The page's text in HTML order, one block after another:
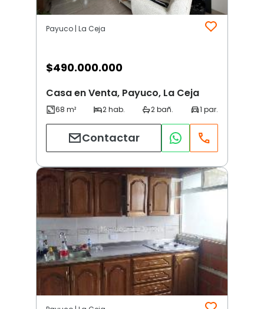
Payuco | La Ceja
$490.000.000
Casa en Venta, Payuco, La Ceja
Contactar